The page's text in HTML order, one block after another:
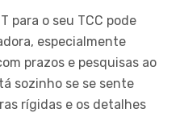
para o seu TCC pode
especialmente
prazos e pesquisas ao
sozinho se se sente
rígidas e os detalhes